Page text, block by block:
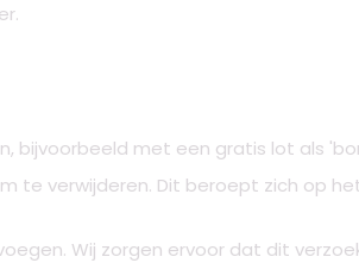
bijvoorbeeld met een gratis lot als
te verwijderen. Dit beroept zich op
Wij zorgen ervoor dat dit